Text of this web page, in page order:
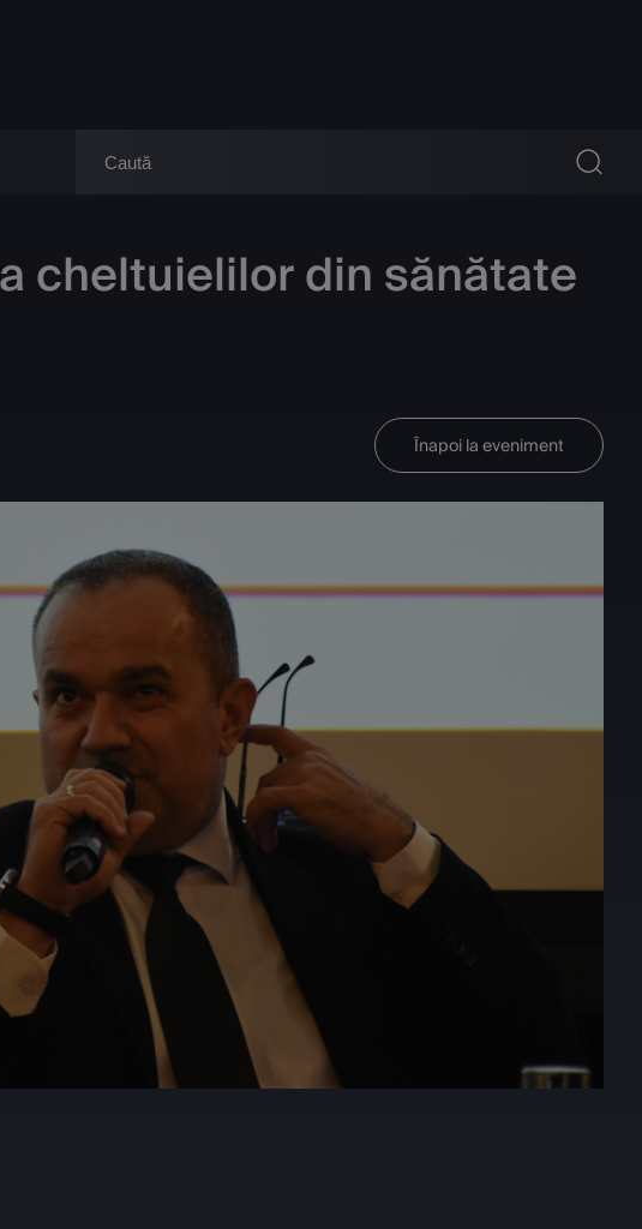
cheltuielilor din sănătate
Înapoi la eveniment